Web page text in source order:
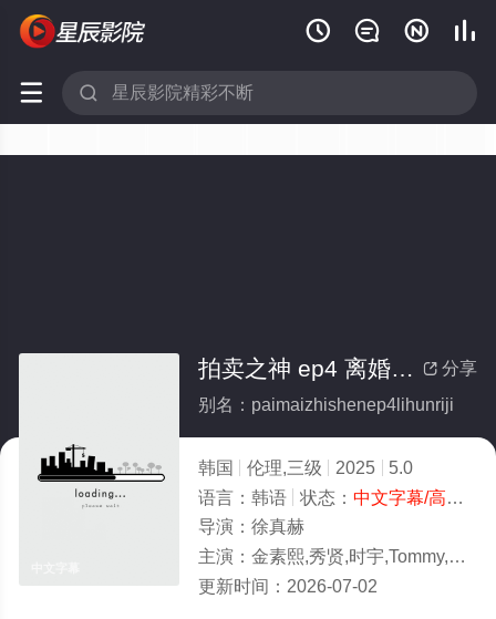
   
 
 分享
拍卖之神 ep4 离婚日记
别名：paimaizhishenep4lihunriji
韩国 伦理,三级 2025
5.0
语言： 韩语 状态： 中文字幕/高清
导演： 徐真赫
主演： 金素熙,秀贤,时宇,Tommy,金庆万
更新时间： 2026-07-02